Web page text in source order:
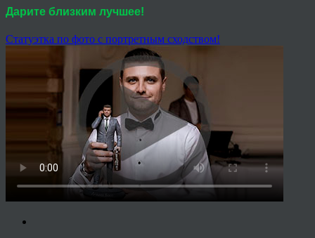
Дарите близким лучшее!
Статуэтка по фото с портретным сходством!